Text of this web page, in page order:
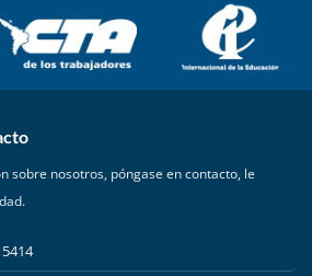
sobre nosotros, póngase en contacto, le